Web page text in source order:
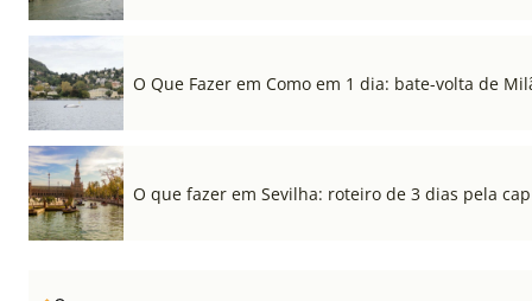
O Que Fazer em Como em 1 dia: bate-volta de
O que fazer em Sevilha: roteiro de 3 dias pela